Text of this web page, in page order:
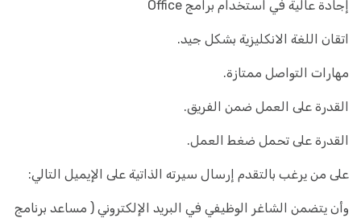
إجادة عالية في استخدام برامج Office
اتقان اللغة الانكليزية بشكل جيد.
مهارات التواصل ممتازة.
القدرة على العمل ضمن الفريق.
القدرة على تحمل ضغط العمل.
على من يرغب بالتقدم إرسال سيرته الذاتية على الإيميل التالي:
وأن يتضمن الشاغر الوظيفي في البريد الإلكتروني ( مساعد برنامج